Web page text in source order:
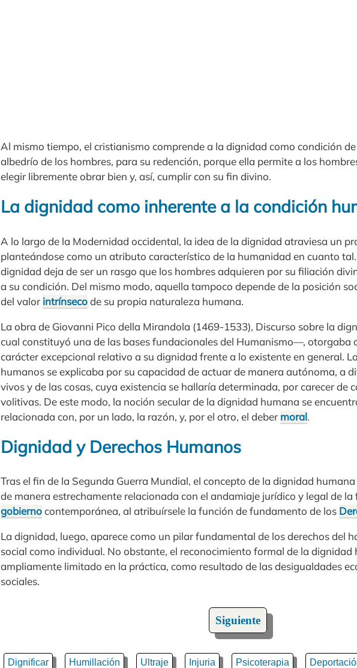
Al mismo tiempo, el cristianismo comprende a la dignidad como condición
albedrío de los hombres, para su redención, porque ella permite a los
elegir libremente obrar bien y, así, cumplir con su fin divino.
La dignidad como inherente a la condición
A lo largo de la Modernidad occidental, la idea de la dignidad atraviesa un
planteándose como un atributo característico de la humanidad en cuanto
dignidad deja de ser un rasgo que los hombres adquieren por su filiación
a su condición. Del mismo modo, aquella tampoco depende de la posición
del valor intrínsecode su propia naturaleza humana.
La obra de Giovanni Pico della Mirandola (1469-1533), Discurso sobre la
cual constituyó una de las bases fundacionales del Humanismo—, otorgaba
carácter excepcional relativo a su dignidad frente a lo existente en general.
humanos se explicaba por su capacidad de actuar de manera autónoma, a
vivos y de las cosas, cuya existencia se hallaría determinada, por carecer de
volitivas. De este modo, la noción secular de la dignidad humana se
relacionada con, por un lado, la razón, y, por el otro, el deber moral.
Dignidad y Derechos Humanos
Tras el fin de la Segunda Guerra Mundial, el concepto de la dignidad
de manera estrechamente relacionada con el andamiaje jurídico y legal de
gobiernocontemporánea, al atribuírsele la función de fundamento de los
La dignidad, luego, aparece como un pilar fundamental de los derechos del
social como individual. No obstante, el reconocimiento formal de la dignidad
ampliamente limitado en la práctica, como resultado de las desigualdades
sociales.
Siguiente
Dignificar Humillación Ultraje Injuria Psicoterapia